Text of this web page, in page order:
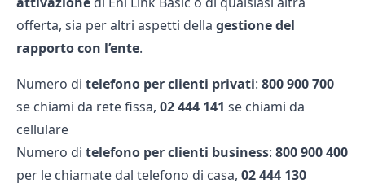
offerta, sia per altri aspetti della gestione del
rapporto con l’ente.
Numero di telefono per clienti privati: 800 900 700
se chiami da rete fissa, 02 444 141 se chiami da
cellulare
Numero di telefono per clienti business: 800 900 400
per le chiamate dal telefono di casa, 02 444 130